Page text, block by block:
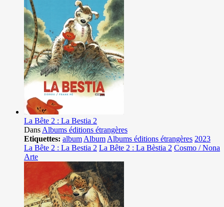
La Bête 2 : La Bestia 2
Dans Albums éditions étrangères
Etiquettes: album Album Albums éditions étrangères 2023
La Bête 2 : La Bestia 2 La Bête 2 : La Bèstia 2 Cosmo / Nona
Arte